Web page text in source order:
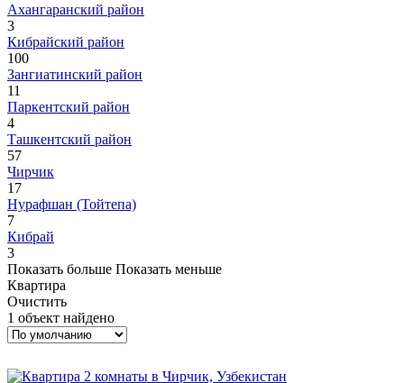
Ахангаранский район
3
Кибрайский район
100
Зангиатинский район
11
Паркентский район
4
Ташкентский район
57
Чирчик
17
Нурафшан (Тойтепа)
7
Кибрай
3
Показать больше Показать меньше
Квартира
Очистить
1 объект найдено